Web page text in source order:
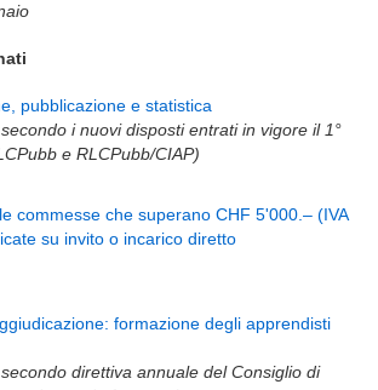
pubblicazione e statistica
i nuovi disposti entrati in vigore il 1°
e RLCPubb/CIAP)
commesse che superano CHF 5'000.– (IVA
su invito o incarico diretto
formazione degli apprendisti
direttiva annuale del Consiglio di